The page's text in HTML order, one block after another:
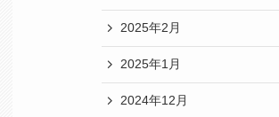
2025年2月
2025年1月
2024年12月